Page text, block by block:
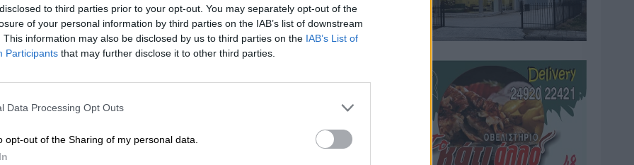
to third parties prior to your opt-out. You may separately opt-out of the
of your personal information by third parties on the IAB’s list of downstream
This information may also be disclosed by us to third parties on the IAB’s List of
Participants that may further disclose it to other third parties.
Data Processing Opt Outs
opt-out of the Sharing of my personal data.
Λάρισας, όπου παρουσιάστηκε το έργο της δομής, η
– εφήβων, καθώς και η δράση της Κινητής Μονάδας
κατ’ οίκον φροντίδα και υποστήριξη σε άτομα
νομό.